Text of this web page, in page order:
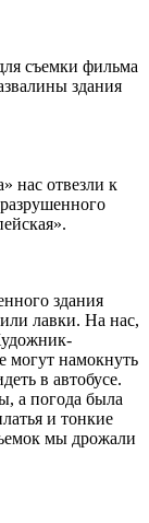
съемки фильма
здания
нас отвезли к
здания
лавки. На нас,
могут намокнуть
в автобусе.
а погода была
и тонкие
мы дрожали